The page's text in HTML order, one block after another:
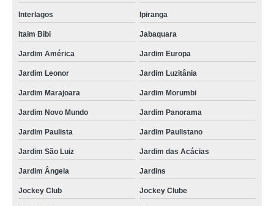
Interlagos Ipiranga
Itaim Bibi Jabaquara
Jardim América Jardim Europa
Jardim Leonor Jardim Luzitânia
Jardim Marajoara Jardim Morumbi
Jardim Novo Mundo Jardim Panorama
Jardim Paulista Jardim Paulistano
Jardim São Luiz Jardim das Acácias
Jardim Ângela Jardins
Jockey Club Jockey Clube